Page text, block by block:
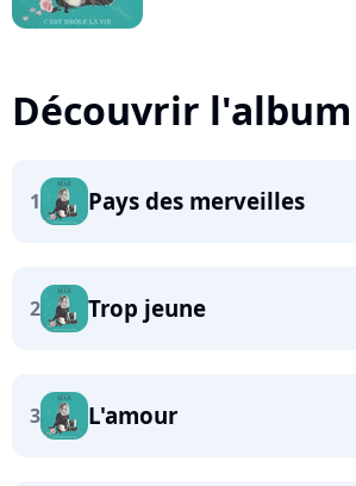
Découvrir l'album
1 Pays des merveilles
2 Trop jeune
3 L'amour